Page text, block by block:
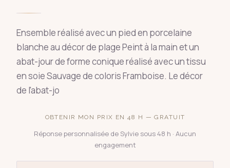
Ensemble réalisé avec un pied en porcelaine
blanche au décor de plage Peint à la main et un
abat-jour de forme conique réalisé avec un tissu
en soie Sauvage de coloris Framboise. Le décor
de l'abat-jo
OBTENIR MON PRIX EN 48 H — GRATUIT
Réponse personnalisée de Sylvie sous 48 h · Aucun
engagement